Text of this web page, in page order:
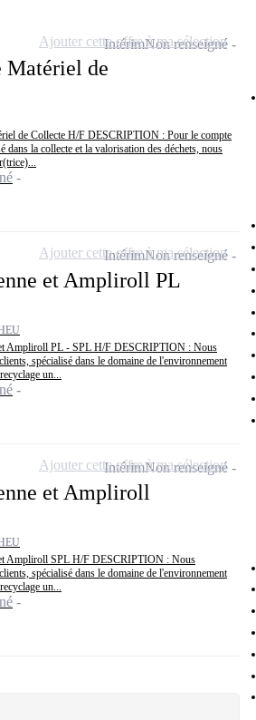
Matériel de
de Collecte H/F DESCRIPTION : Pour le compte
dans la collecte et la valorisation des déchets, nous
IntérimNon renseigné
Ajouter cette offre à ma sélection
et Ampliroll PL
Ampliroll PL - SPL H/F DESCRIPTION : Nous
spécialisé dans le domaine de l'environnement
un...
IntérimNon renseigné
Ajouter cette offre à ma sélection
et Ampliroll
Ampliroll SPL H/F DESCRIPTION : Nous
spécialisé dans le domaine de l'environnement
un...
IntérimNon renseigné
Ajouter cette offre à ma sélection